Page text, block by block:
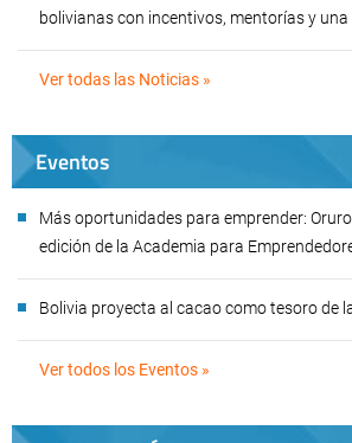
bolivianas con incentivos, mentorías y una
Ver todas las Noticias »
Eventos
Más oportunidades para emprender:
edición de la Academia para
Bolivia proyecta al cacao como tesoro de
Ver todos los Eventos »